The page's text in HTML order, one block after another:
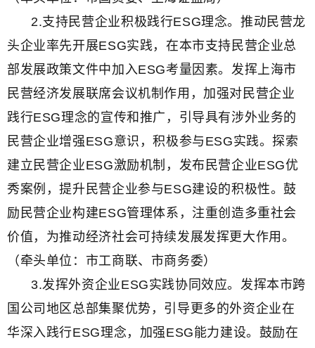
2.支持民营企业积极践行ESG理念。推动民营龙
头企业率先开展ESG实践，在本市支持民营企业总
部发展政策文件中加入ESG考量因素。发挥上海市
民营经济发展联席会议机制作用，加强对民营企业
践行ESG理念的宣传和推广，引导具有涉外业务的
民营企业增强ESG意识，积极参与ESG实践。探索
建立民营企业ESG激励机制，发布民营企业ESG优
秀案例，提升民营企业参与ESG建设的积极性。鼓
励民营企业构建ESG管理体系，注重创造多重社会
价值，为推动经济社会可持续发展发挥更大作用。
（牵头单位：市工商联、市商务委）
3.发挥外资企业ESG实践协同效应。发挥本市跨
国公司地区总部集聚优势，引导更多的外资企业在
华深入践行ESG理念，加强ESG能力建设。鼓励在